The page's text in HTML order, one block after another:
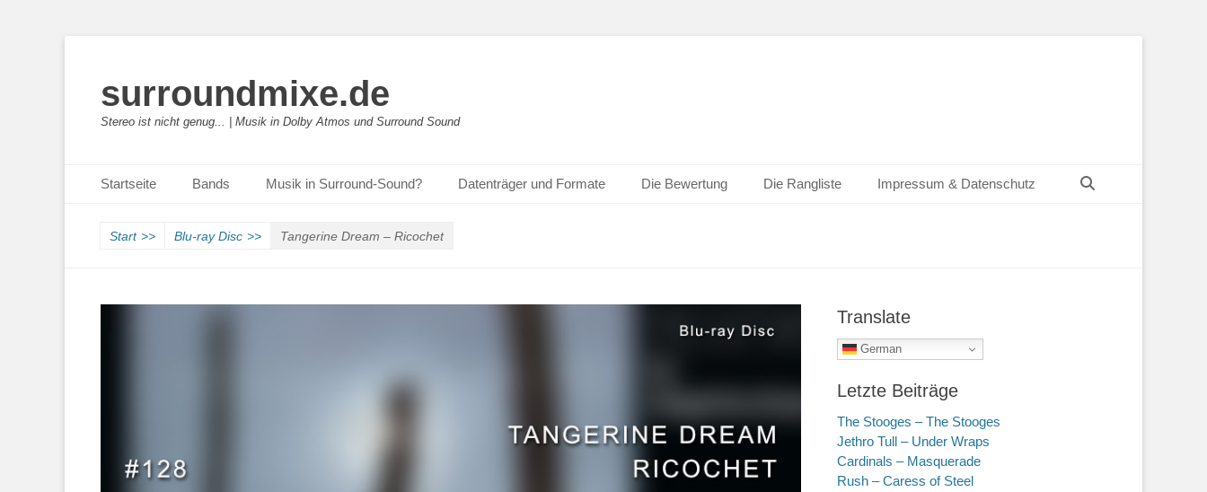
surroundmixe.de
Stereo ist nicht genug... | Musik in Dolby Atmos und Surround Sound
Primäres Menü
Inhalt
Startseite Bands Musik in Surround-Sound? Datenträger und Formate Die Bewertung Die Rangliste Impressum & Datenschutz
Start >> Blu-ray Disc >> Tangerine Dream – Ricochet
Translate
German
Letzte Beiträge
The Stooges – The Stooges
Jethro Tull – Under Wraps
Cardinals – Masquerade
Rush – Caress of Steel